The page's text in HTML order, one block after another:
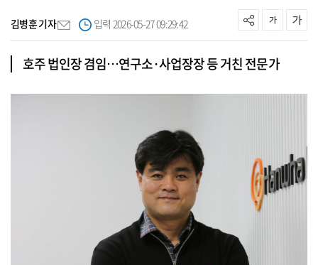
김병훈 기자 입력 2026-05-27 09:29:42
호주 법인장 겸임…연구소·사업장장 등 거친 전문가